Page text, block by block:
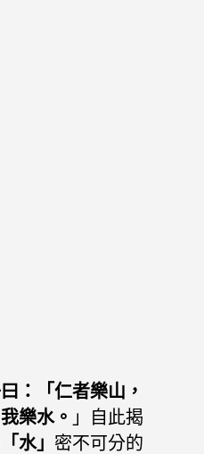
：「仁者樂山，
樂水。 」
自此揭
「水」 密不可分的